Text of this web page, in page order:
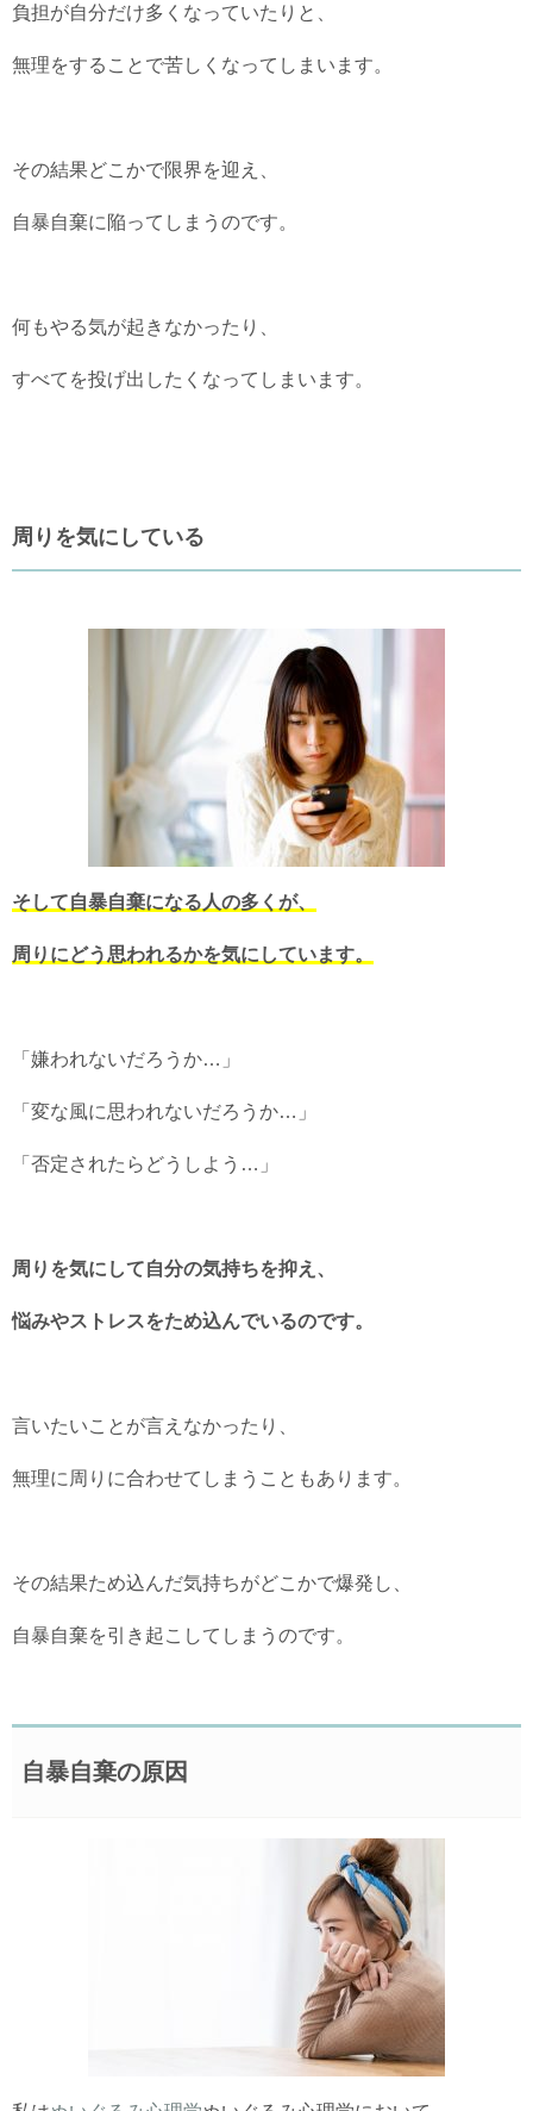
負担が自分だけ多くなっていたりと、
無理をすることで苦しくなってしまいます。
その結果どこかで限界を迎え、
自暴自棄に陥ってしまうのです。
何もやる気が起きなかったり、
すべてを投げ出したくなってしまいます。
周りを気にしている
そして自暴自棄になる人の多くが、
周りにどう思われるかを気にしています。
「嫌われないだろうか…」
「変な風に思われないだろうか…」
「否定されたらどうしよう…」
周りを気にして自分の気持ちを抑え、
悩みやストレスをため込んでいるのです。
言いたいことが言えなかったり、
無理に周りに合わせてしまうこともあります。
その結果ため込んだ気持ちがどこかで爆発し、
自暴自棄を引き起こしてしまうのです。
自暴自棄の原因